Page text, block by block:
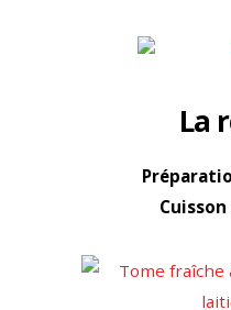
La
Cuisson